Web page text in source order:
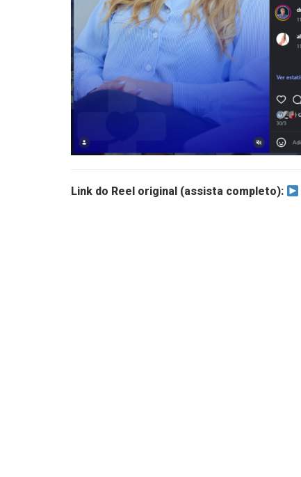
Link do Reel original (assista completo):